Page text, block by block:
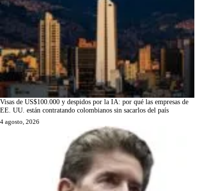
Visas de US$100.000 y despidos por la IA: por qué las empresas de
EE. UU. están contratando colombianos sin sacarlos del país
4 agosto, 2026